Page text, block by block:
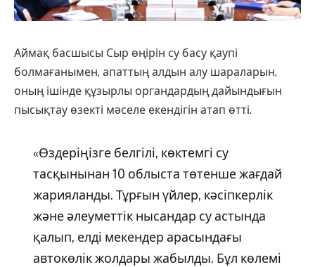
Аймақ басшысы Сыр өңірін су басу қаупі
болмағанымен, апаттың алдын алу шараларын,
оның ішінде құзырлы органдардың дайындығын
пысықтау өзекті мәселе екендігін атап өтті.
«Өздеріңізге белгілі, көктемгі су
тасқынынан 10 облыста төтенше жағдай
жарияланды. Тұрғын үйлер, кәсіпкерлік
және әлеуметтік нысандар су астында
қалып, елді мекендер арасындағы
автокөлік жолдары жабылды. Бұл көлемі